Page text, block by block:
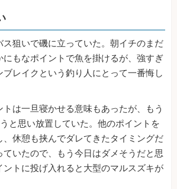
ス狙いで磯に立っていた。朝イチのまだ
にもなポイントで魚を掛けるが、強すぎ
レイクという釣り人にとって一番悔し
は一旦寝かせる意味もあったが、もう
と思い放置していた。他のポイントを
、休憩も挟んでダレてきたタイミングだ
ていたので、もう今日はダメそうだと思
ントに投げ入れると大型のマルスズキが